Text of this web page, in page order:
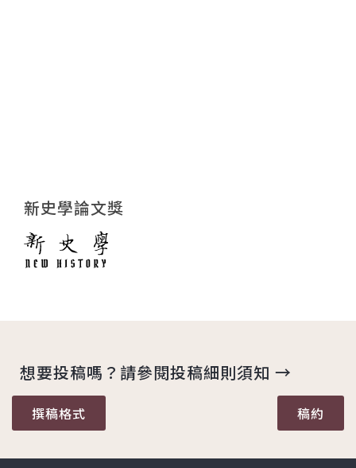
新史學論文獎
想要投稿嗎？請參閱投稿細則須知 →
撰稿格式 稿約